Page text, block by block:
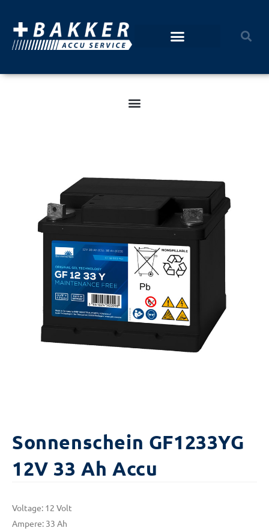
Sonnenschein GF1233YG
12V 33 Ah Accu
Voltage: 12 Volt
Ampere: 33 Ah